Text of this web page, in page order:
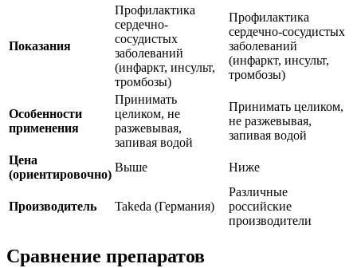
Показания
Профилактика
сердечно-
сосудистых
заболеваний
(инфаркт, инсульт,
тромбозы)
Профилактика
сердечно-сосудистых
заболеваний
(инфаркт, инсульт,
тромбозы)
Особенности
применения
Принимать
целиком, не
разжевывая,
запивая водой
Принимать целиком,
не разжевывая,
запивая водой
Цена
(ориентировочно)
Выше Ниже
Производитель Takeda (Германия)
Различные
российские
производители
Сравнение препаратов